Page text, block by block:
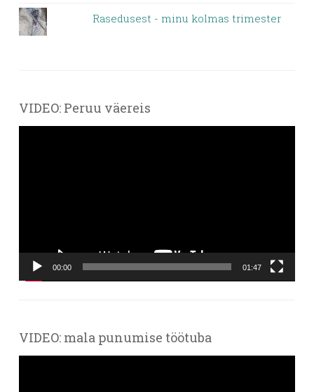
Rasedusest - minu kolmas trimester
VIDEO: Peruu väereis
00:00 01:47
VIDEO: mala punumise töötuba